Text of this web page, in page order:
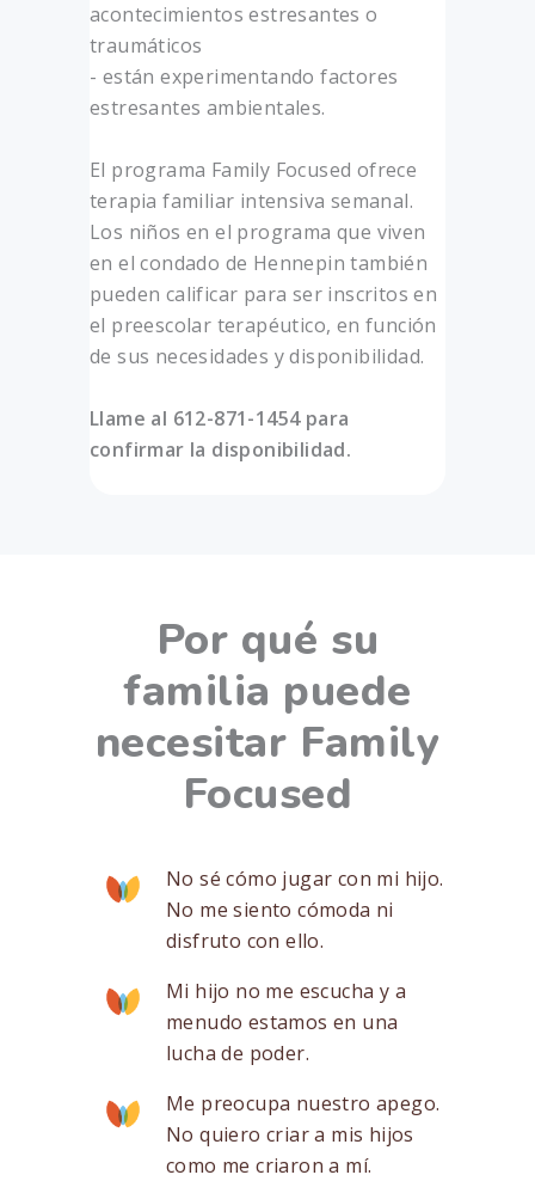
acontecimientos estresantes o
traumáticos
- están experimentando factores
estresantes ambientales.
El programa Family Focused ofrece
terapia familiar intensiva semanal.
Los niños en el programa que viven
en el condado de Hennepin también
pueden calificar para ser inscritos en
el preescolar terapéutico, en función
de sus necesidades y disponibilidad.
Llame al 612-871-1454 para
confirmar la disponibilidad.
Por qué su
familia puede
necesitar Family
Focused
No sé cómo jugar con mi hijo.
No me siento cómoda ni
disfruto con ello.
Mi hijo no me escucha y a
menudo estamos en una
lucha de poder.
Me preocupa nuestro apego.
No quiero criar a mis hijos
como me criaron a mí.